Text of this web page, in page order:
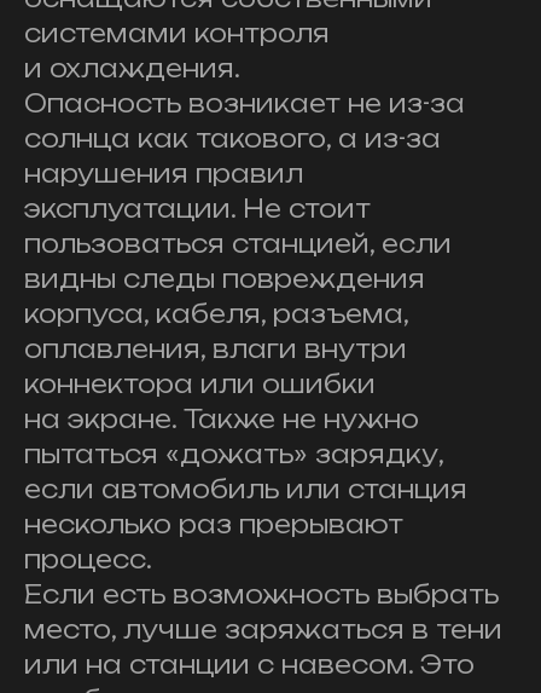
системами контроля
и охлаждения.
Опасность возникает не из-за
солнца как такового, а из-за
нарушения правил
эксплуатации. Не стоит
пользоваться станцией, если
видны следы повреждения
корпуса, кабеля, разъема,
оплавления, влаги внутри
коннектора или ошибки
на экране. Также не нужно
пытаться «дожать» зарядку,
если автомобиль или станция
несколько раз прерывают
процесс.
Если есть возможность выбрать
место, лучше заряжаться в тени
или на станции с навесом. Это